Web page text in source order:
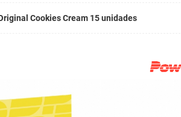
Cookies Cream 15 unidades